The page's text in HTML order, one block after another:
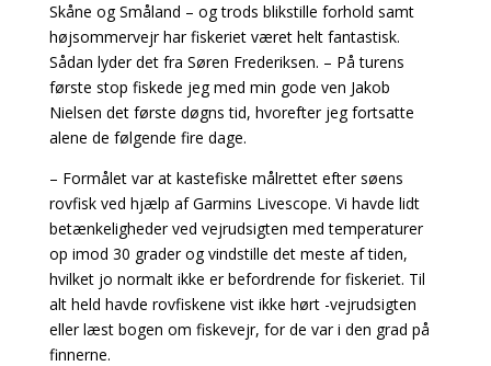
Skåne og Småland – og trods blikstille forhold samt
højsommervejr har fiskeriet været helt fantastisk.
Sådan lyder det fra Søren Frederiksen. – På turens
første stop fiskede jeg med min gode ven Jakob
Nielsen det første døgns tid, hvorefter jeg fortsatte
alene de følgende fire dage.
– Formålet var at kastefiske målrettet efter søens
rovfisk ved hjælp af Garmins Livescope. Vi havde lidt
betænkeligheder ved vejrudsigten med temperaturer
op imod 30 grader og vindstille det meste af tiden,
hvilket jo normalt ikke er befordrende for fiskeriet. Til
alt held havde rovfiskene vist ikke hørt -vejrudsigten
eller læst bogen om fiskevejr, for de var i den grad på
finnerne.